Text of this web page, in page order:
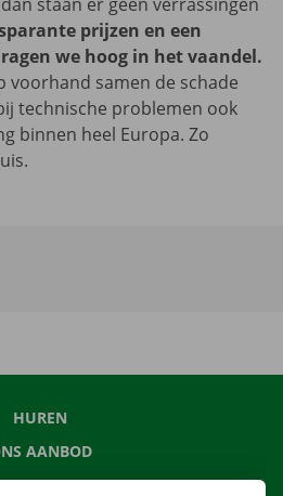
prijzen en een
we hoog in het vaandel.
voorhand samen de schade
technische problemen ook
binnen heel Europa. Zo
HUREN
AANBOD
DIENSTEN